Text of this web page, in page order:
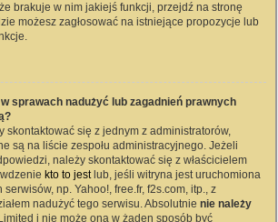
brakuje w nim jakiejś funkcji, przejdź na stronę
możesz zagłosować na istniejące propozycje lub
sprawach nadużyć lub zagadnień prawnych
skontaktować się z jednym z administratorów,
są na liście zespołu administracyjnego. Jeżeli
należy skontaktować się z właścicielem
kto to jestlub, jeśli witryna jest uruchomiona
np. Yahoo!, free.fr, f2s.com, itp., z
nadużyć tego serwisu. Absolutnie nie należy
i nie może ona w żaden sposób być